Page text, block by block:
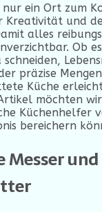
nur ein Ort zum
Kreativität und
alles
Ob
schneiden,
präzise
Küche
möchten wir
Küchenhelfer
bereichern
und